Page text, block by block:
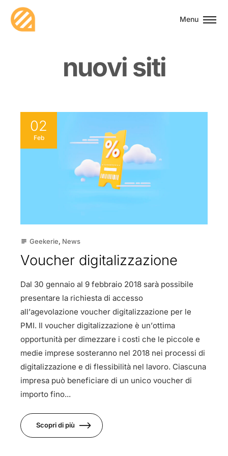
Menu
nuovi siti
02
Feb
subject Geekerie, News
Voucher digitalizzazione
Dal 30 gennaio al 9 febbraio 2018 sarà possibile
presentare la richiesta di accesso
all’agevolazione voucher digitalizzazione per le
PMI. Il voucher digitalizzazione è un’ottima
opportunità per dimezzare i costi che le piccole e
medie imprese sosteranno nel 2018 nei processi di
digitalizzazione e di flessibilità nel lavoro. Ciascuna
impresa può beneficiare di un unico voucher di
importo fino...
Scopri di più